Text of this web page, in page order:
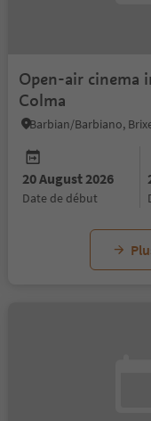
03 September
date de
Open-air cinema
Colma
20 August 2026
date de début